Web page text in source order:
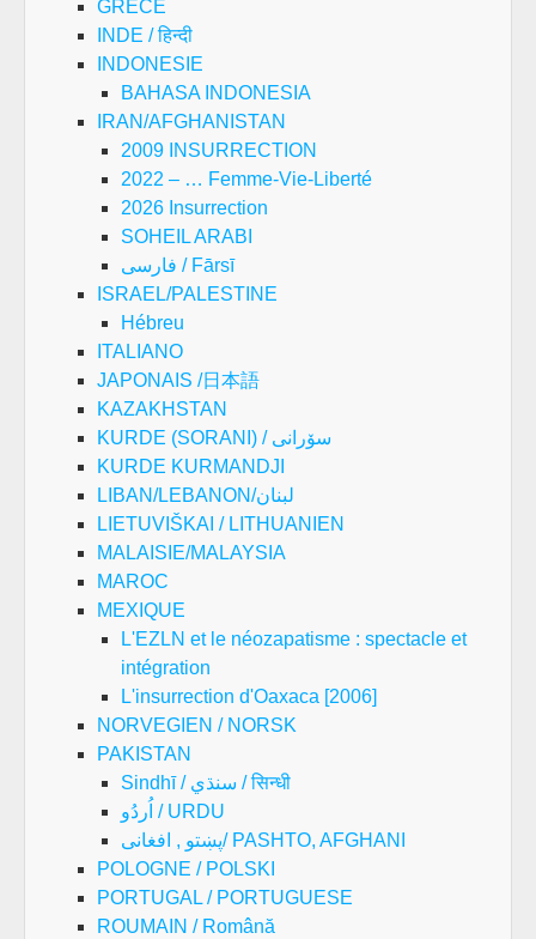
GRECE
INDE / हिन्दी
INDONESIE
BAHASA INDONESIA
IRAN/AFGHANISTAN
2009 INSURRECTION
2022 – … Femme-Vie-Liberté
2026 Insurrection
SOHEIL ARABI
فارسی / Fārsī
ISRAEL/PALESTINE
Hébreu
ITALIANO
JAPONAIS /日本語
KAZAKHSTAN
KURDE (SORANI) / سۆرانی
KURDE KURMANDJI
LIBAN/LEBANON/لبنان
LIETUVIŠKAI / LITHUANIEN
MALAISIE/MALAYSIA
MAROC
MEXIQUE
L'EZLN et le néozapatisme : spectacle et
intégration
L'insurrection d'Oaxaca [2006]
NORVEGIEN / NORSK
PAKISTAN
Sindhī / سنڌي / सिन्धी
اُردُو / URDU
پښتو , افغانی/ PASHTO, AFGHANI
POLOGNE / POLSKI
PORTUGAL / PORTUGUESE
ROUMAIN / Română